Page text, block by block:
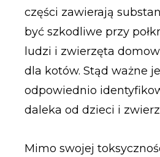
części zawierają
być szkodliwe przy
ludzi i zwierzęta
dla kotów. Stąd ważne
odpowiednio
daleka od dzieci i
Mimo swojej